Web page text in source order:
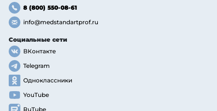
8 (800) 550-08-61
info@medstandartprof.ru
Социальные сети
ВКонтакте
Telegram
Одноклассники
YouTube
RuTube